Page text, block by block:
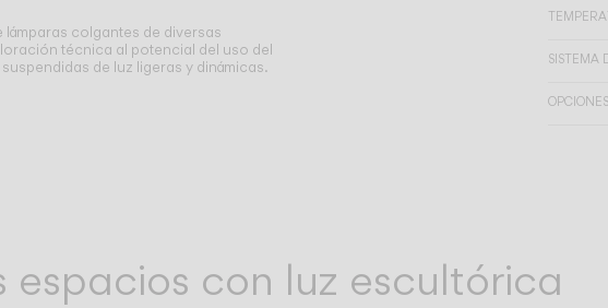
colgantes de diversas
técnica al potencial del uso del
de luz ligeras y dinámicas.
SISTEMA
espacios con luz escultórica